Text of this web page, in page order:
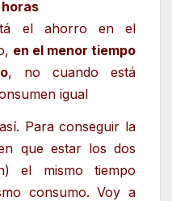
el ahorro en el
en el menor tiempo
, no cuando está
igual
Para conseguir la
que estar los dos
el mismo tiempo
consumo. Voy a